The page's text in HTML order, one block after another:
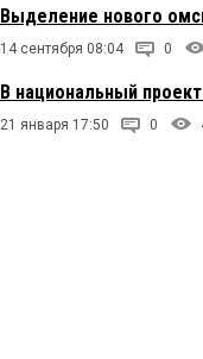
Выделение нового
14 сентября 08:04 0
В национальный
21 января 17:50 0